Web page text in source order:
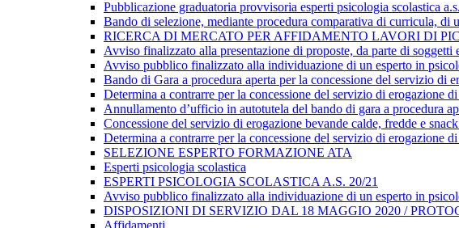
Pubblicazione graduatoria provvisoria esperti psicologia scolastica
Bando di selezione, mediante procedura comparativa di curricula, di
RICERCA DI MERCATO PER AFFIDAMENTO LAVORI DI
Avviso finalizzato alla presentazione di proposte, da parte di
Avviso pubblico finalizzato alla individuazione di un esperto in
Bando di Gara a procedura aperta per la concessione del servizio di
​Determina a contrarre per la concessione del servizio di erogazione
Annullamento d’ufficio in autotutela del bando di gara a procedura
Concessione del servizio di erogazione bevande calde, fredde e
Determina a contrarre per la concessione del servizio di erogazione
SELEZIONE ESPERTO FORMAZIONE ATA
Esperti psicologia scolastica
ESPERTI PSICOLOGIA SCOLASTICA A.S. 20/21
Avviso pubblico finalizzato alla individuazione di un esperto in
DISPOSIZIONI DI SERVIZIO DAL 18 MAGGIO 2020 /